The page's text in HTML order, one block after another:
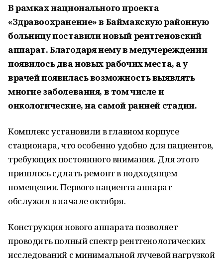
В рамках национального проекта
«Здравоохранение» в Баймакскую районную
больницу поставили новый рентгеновский
аппарат. Благодаря нему в медучереждении
появилось два новых рабочих места, а у
врачей появилась возможность выявлять
многие заболевания, в том числе и
онкологические, на самой ранней стадии.
Комплекс установили в главном корпусе
стационара, что особенно удобно для пациентов,
требующих постоянного внимания. Для этого
пришлось сдлать ремонт в подходящем
помещении. Первого пациента аппарат
обслужил в начале октября.
Конструкция нового аппарата позволяет
проводить полный спектр рентгенологических
исследований с минимальной лучевой нагрузкой